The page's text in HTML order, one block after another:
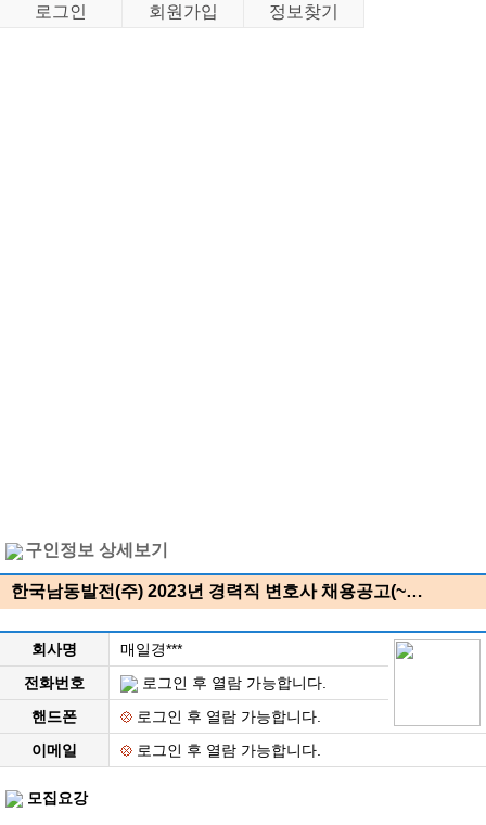
로그인
회원가입 정보찾기
구인정보 상세보기
한국남동발전(주) 2023년 경력직 변호사 채용공고(~…
회사명
매일경***
전화번호
로그인 후 열람 가능합니다.
핸드폰
로그인 후 열람 가능합니다.
이메일
로그인 후 열람 가능합니다.
모집요강